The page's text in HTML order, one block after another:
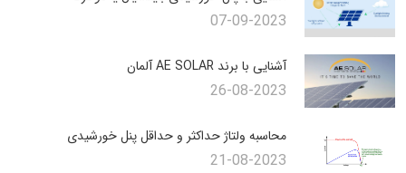
07-09-2023
آشنایی با برند AE SOLAR آلمان
26-08-2023
محاسبه ولتاژ حداکثر و حداقل پنل خورشیدی
21-08-2023